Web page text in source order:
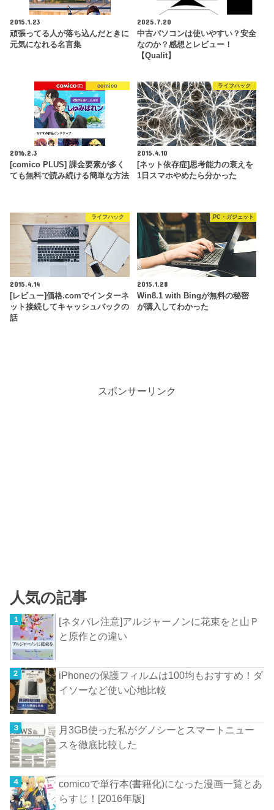
2015.1.23
頑張ってる人が落ち込んだときに
元気になれる名言集
2025.7.20
中古パソコンは使いやすい？安全
なのか？感想とレビュー！
【Qualit】
comico
2016.2.3
[comico PLUS] 課金要素が多く
ても無料で読み続ける簡単な方法
ライフハック
2015.4.10
[ネット依存症]思考能力の衰えを
1日スマホやめたら分かった
ライフハック
2015.4.14
[レビュー]価格.comでインターネ
ット接続してキャッシュバックの
話
PC・ガジェット
2015.1.28
Win8.1 with Bingが無料の秘密
が購入してわかった
スポンサーリンク
人気の記事
[ネタバレ注意]アルジャーノンに花束をと山Ｐ
と原作との違い
iPhoneの保護フィルムは100均もおすすめ！ダ
イソーなど使い心地比較
月3GB使った私がグノシーとスマートニュー
スを徹底比較した
comicoで単行本(書籍化)になった漫画一覧とあ
らすじ！[2016年版]